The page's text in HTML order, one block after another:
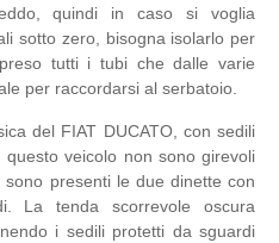
quindi in caso si voglia
sotto zero, bisogna isolarlo per
tutti i tubi che dalle varie
per raccordarsi al serbatoio.
del FIAT DUCATO, con sedili
veicolo non sono girevoli
presenti le due dinette con
La tenda scorrevole oscura
i sedili protetti da sguardi